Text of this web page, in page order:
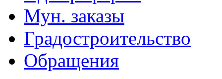
Мун. заказы
Градостроительство
Обращения